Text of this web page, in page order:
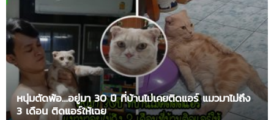
หนุ่มตัดพ้อ…อยู่มา 30 ปี ที่บ้านไม่เคยติดแอร์ แมวมาไม่ถึง
3 เดือน ติดแอร์ให้เฉย